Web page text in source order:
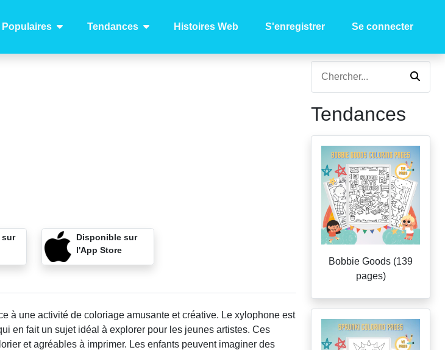
Populaires Tendances Histoires Web S'enregistrer Se connecter
sur
Disponible sur
l'App Store
à une activité de coloriage amusante et créative. Le xylophone est
en fait un sujet idéal à explorer pour les jeunes artistes. Ces
et agréables à imprimer. Les enfants peuvent imaginer des
Tendances
Bobbie Goods (139
pages)